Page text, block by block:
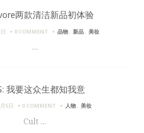
两款清洁新品初体验
0 COMMENT 品物 , 新品 , 美妆
...
我要这众生都知我意
5日 0 COMMENT 人物 , 美妆
Cult ...